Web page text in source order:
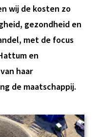
wij de kosten zo
gezondheid en
met de focus
en
haar
de maatschappij.